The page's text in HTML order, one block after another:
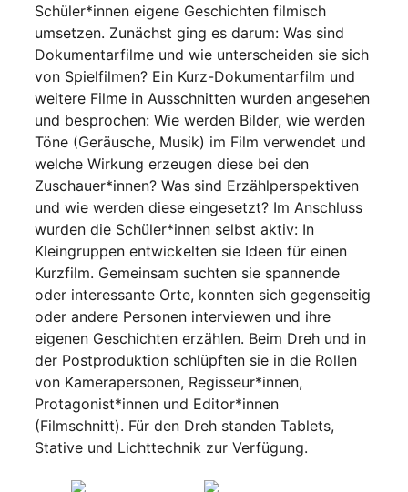
Schüler*innen eigene Geschichten filmisch
umsetzen. Zunächst ging es darum: Was sind
Dokumentarfilme und wie unterscheiden sie sich
von Spielfilmen? Ein Kurz-Dokumentarfilm und
weitere Filme in Ausschnitten wurden angesehen
und besprochen: Wie werden Bilder, wie werden
Töne (Geräusche, Musik) im Film verwendet und
welche Wirkung erzeugen diese bei den
Zuschauer*innen? Was sind Erzählperspektiven
und wie werden diese eingesetzt? Im Anschluss
wurden die Schüler*innen selbst aktiv: In
Kleingruppen entwickelten sie Ideen für einen
Kurzfilm. Gemeinsam suchten sie spannende
oder interessante Orte, konnten sich gegenseitig
oder andere Personen interviewen und ihre
eigenen Geschichten erzählen. Beim Dreh und in
der Postproduktion schlüpften sie in die Rollen
von Kamerapersonen, Regisseur*innen,
Protagonist*innen und Editor*innen
(Filmschnitt). Für den Dreh standen Tablets,
Stative und Lichttechnik zur Verfügung.